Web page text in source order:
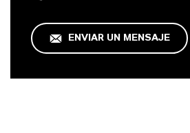
ENVIAR UN MENSAJE